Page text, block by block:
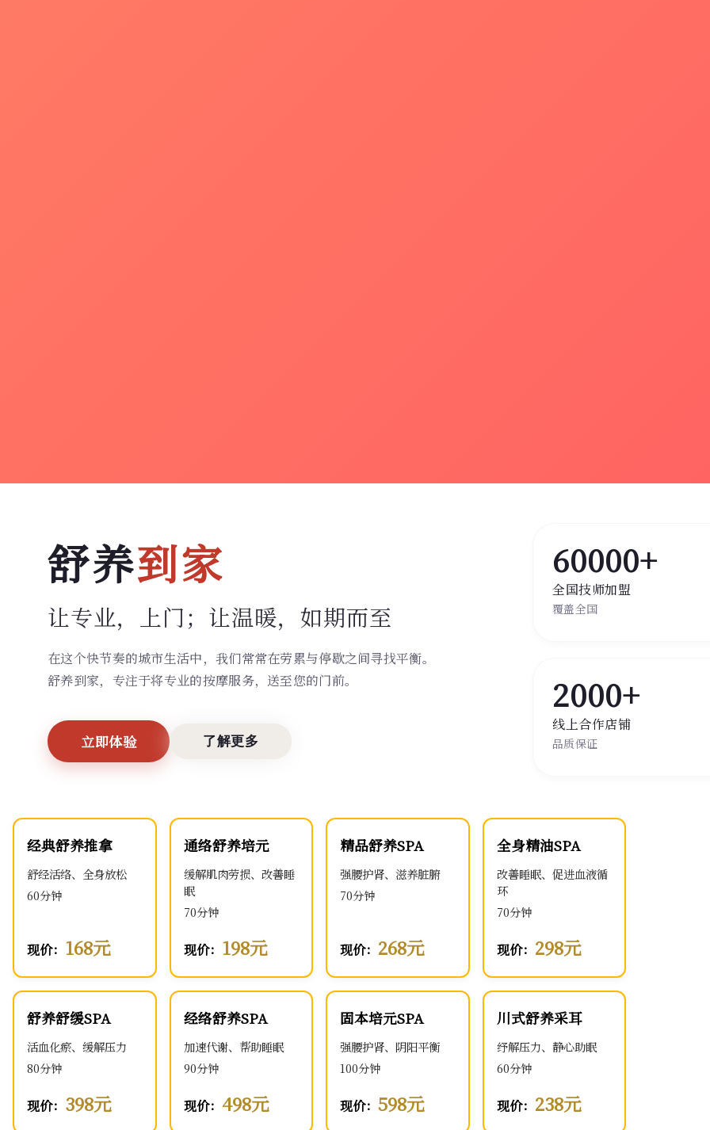
舒养到家
让专业，上门； 让温暖，如期而至
在这个快节奏的城市生活中，我们常常在劳累与停歇之间寻找平衡。
舒养到家，专注于将专业的按摩服务，送至您的门前。
立即体验 了解更多
60000+
全国技师加盟
覆盖全国
2000+
线上合作店铺
品质保证
经典舒养推拿
舒经活络、全身放松
60分钟
现价： 168元
通络舒养培元
缓解肌肉劳损、改善睡
眠
70分钟
现价： 198元
精品舒养SPA
强腰护肾、滋养脏腑
70分钟
现价： 268元
全身精油SPA
改善睡眠、促进血液循
环
70分钟
现价： 298元
舒养舒缓SPA
活血化瘀、缓解压力
80分钟
现价： 398元
经络舒养SPA
加速代谢、帮助睡眠
90分钟
现价： 498元
固本培元SPA
强腰护肾、阴阳平衡
100分钟
现价：598元
川式舒养采耳
纾解压力、静心助眠
60分钟
现价： 238元